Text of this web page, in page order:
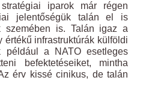
iparok már régen
jelentőségük talán el is
szemében is. Talán igaz a
értékű infrastruktúrák külföldi
például a NATO esetleges
befektetéseiket, mintha
érv kissé cinikus, de talán